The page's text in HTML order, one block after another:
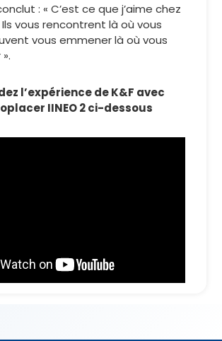
: « C’est ce que j’aime chez
Ils vous rencontrent là où vous
vous emmener là où vous
l’expérience de K&F avec
IINEO 2 ci-dessous